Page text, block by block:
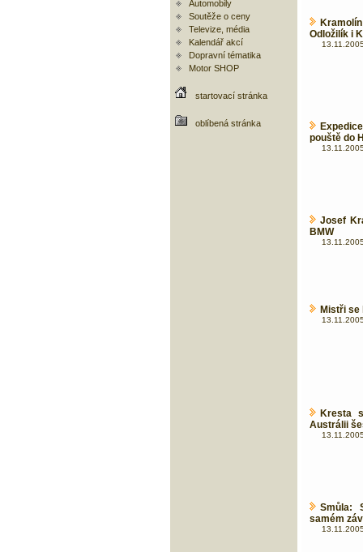
Automobily
Soutěže o ceny
Televize, média
Kalendář akcí
Dopravní tématika
Motor SHOP
startovací stránka
oblíbená stránka
Odložilík i
pouště do
Josef
BMW
Mistři
Kresta
Austrálii
Smůla:
samém